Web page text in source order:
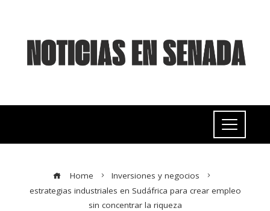
Home
Inversiones y negocios
estrategias industriales en Sudáfrica para crear empleo
sin concentrar la riqueza